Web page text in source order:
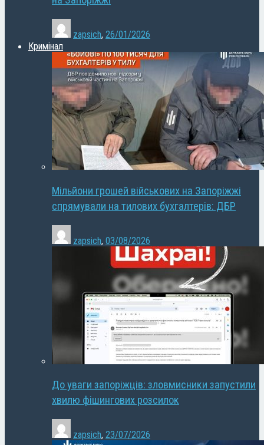
zapsich, 26/01/2026
Кримінал
Мільйони грошей військових на Запоріжжі
спрямували на тилових бухгалтерів: ДБР
zapsich, 03/08/2026
До уваги запоріжців: зловмисники запустили
хвилю фішингових розсилок
zapsich, 23/07/2026